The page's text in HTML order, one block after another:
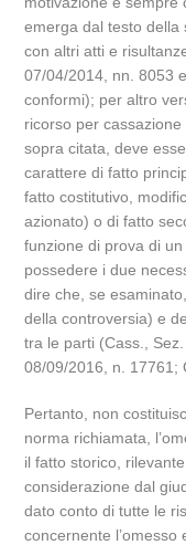
emerga dal testo della
con altri atti e
07/04/2014, nn. 8053
conformi); per altro
ricorso per
sopra citata, deve
carattere di fatto
fatto costitutivo,
azionato) o di fatto
funzione di prova di
possedere i due
dire che, se
della controversia) e
tra le parti (Cass.,
08/09/2016, n. 17761;
Pertanto, non
norma richiamata,
il fatto storico,
considerazione dal
dato conto di tutte le
concernente